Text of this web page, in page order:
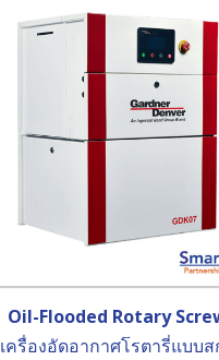
Oil-Flooded Rotary
เครื่องอัดอากาศโรตารี่แบบส